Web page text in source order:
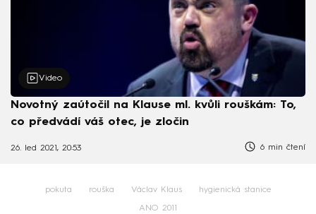
Video
Novotný zaútočil na Klause ml. kvůli rouškám: To,
co předvádí váš otec, je zločin
26. led 2021, 20:53 6 min čtení
pokuta rouška Václav Klaus hygienická stanice
ANO 2011